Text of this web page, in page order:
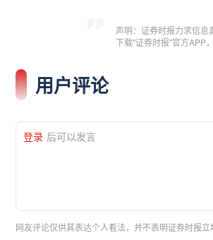
声明：证券时报力求信
下载"证券时报"官方APP
用户评论
登录 后可以发言
网友评论仅供其表达个人看法，并不表明证券时报立